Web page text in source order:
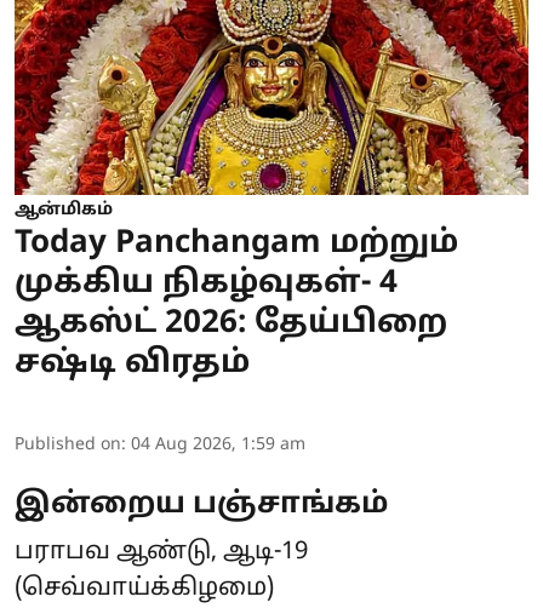
ஆன்மிகம்
Today Panchangam மற்றும்
முக்கிய நிகழ்வுகள்- 4
ஆகஸ்ட் 2026: தேய்பிறை
சஷ்டி விரதம்
Published on: 04 Aug 2026, 1:59 am
இன்றைய பஞ்சாங்கம்
பராபவ ஆண்டு, ஆடி-19
(செவ்வாய்க்கிழமை)